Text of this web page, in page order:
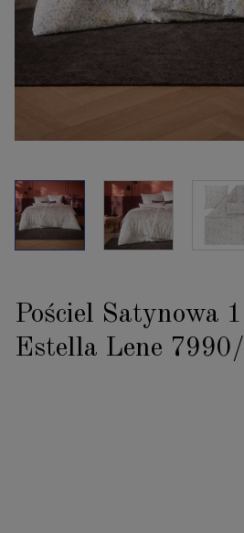
Pościel Satynowa
Estella Lene